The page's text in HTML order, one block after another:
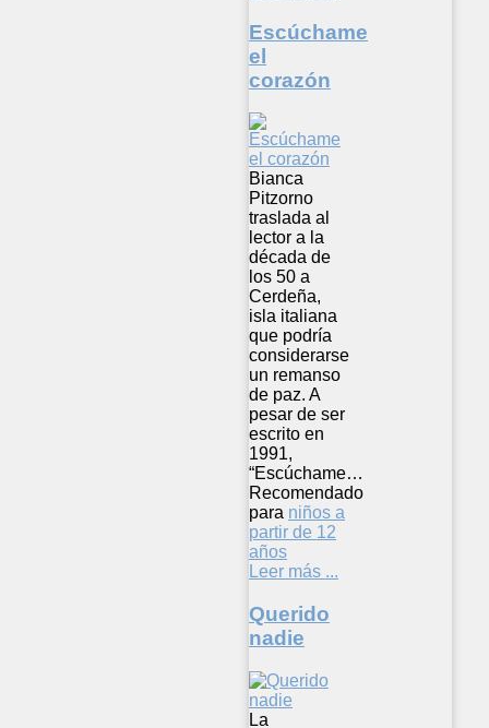
Escúchame
el
corazón
Bianca
Pitzorno
traslada al
lector a la
década de
los 50 a
Cerdeña,
isla italiana
que podría
considerarse
un remanso
de paz. A
pesar de ser
escrito en
1991,
“Escúchame…
Recomendado
para niños a
partir de 12
años
Leer más ...
Querido
nadie
La